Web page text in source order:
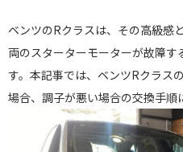
ベンツのRクラスは、その高級感
両のスターターモーターが故障す
す。本記事では、ベンツRクラス
場合、調子が悪い場合の交換手順